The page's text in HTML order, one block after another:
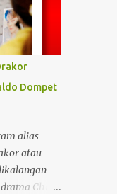
Dompet
alias
atau
China